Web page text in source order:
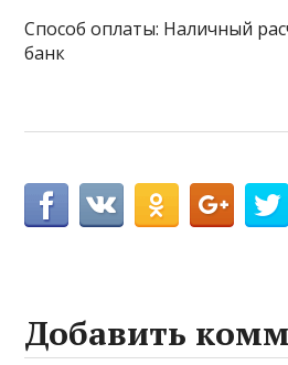
Способ оплаты: Наличный
банк
Добавить